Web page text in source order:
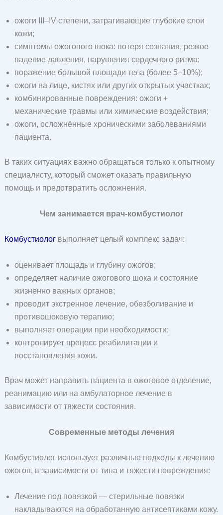
ожоги III–IV степени, затрагивающие глубокие слои
кожи;
симптомы ожогового шока: потеря сознания, резкое
падение давления, нарушения сердечного ритма;
поражение большой площади тела (более 5–10%);
ожоги на лице, кистях или других открытых участках;
комбинированные повреждения: ожоги +
механические травмы или химические воздействия;
ожоги, осложнённые хроническими заболеваниями
пациента.
В таких ситуациях важно обращаться только к опытному
специалисту, который сможет оказать правильную
помощь и предотвратить осложнения.
Чем занимается врач-комбустиолог
Комбустиологвыполняет целый комплекс задач:
оценивает площадь и глубину ожогов;
определяет наличие ожогового шока и состояние
жизненно важных органов;
проводит экстренное лечение, обезболивание и
противошоковую терапию;
выполняет операции при необходимости;
контролирует процесс реабилитации и
восстановления кожи.
Врач может направить пациента в ожоговое отделение,
реанимацию или на амбулаторное лечение в
зависимости от тяжести состояния.
Современные методы лечения
Комбустиолог использует различные подходы к лечению
ожогов, в зависимости от типа и тяжести повреждения:
Лечение под повязкой — стерильные повязки
накладываются на обработанную антисептиками кожу.